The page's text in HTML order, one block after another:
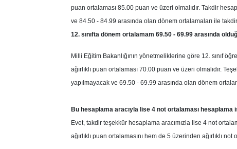
puan ortalaması 85.00 puan ve üzeri olmalıdır. Takdir
ve 84.50 - 84.99 arasında olan dönem ortalamaları ile
12. sınıfta dönem ortalamam 69.50 - 69.99 arasında
Milli Eğitim Bakanlığının yönetmeliklerine göre 12. sınıf
ağırlıklı puan ortalaması 70.00 puan ve üzeri olmalıdır.
yapılmayacak ve 69.50 - 69.99 arasında olan dönem
Bu hesaplama aracıyla lise 4 not ortalaması
Evet, takdir teşekkür hesaplama aracımızla lise 4 not
ağırlıklı puan ortalamasını hem de 5 üzerinden ağırlıklı